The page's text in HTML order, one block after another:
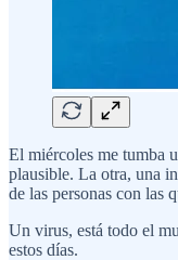
El miércoles me tumba
plausible. La otra, una
de las personas con las
Un virus, está todo el
estos días.